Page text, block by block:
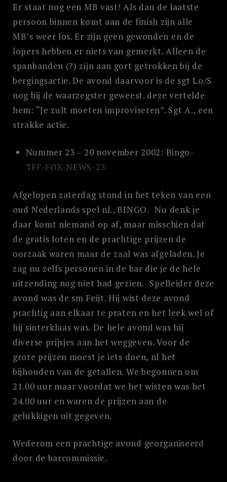
Er staat nog een MB vast! Als dan de laatste
persoon binnen komt aan de finish zijn alle
MB’s weer los. Er zijn geen gewonden en de
lopers hebben er niets van gemerkt. Alleen de
spanbanden (?) zijn aan gort getrokken bij de
bergingsactie. De avond daarvoor is de sgt Lo/S
nog bij de waarzegster geweest. deze vertelde
hem: “Je zult moeten improviseren”. Sgt A., een
strakke actie.
Nummer 23 – 20 november 2002: Bingo-
TFF-FOX-NEWS-23
Afgelopen zaterdag stond in het teken van een
oud Nederlands spel nl., BINGO. Nu denk je
daar komt niemand op af, maar misschien dat
de gratis loten en de prachtige prijzen de
oorzaak waren maar de zaal was afgeladen. Je
zag nu zelfs personen in de bar die je de hele
uitzending nog niet had gezien. Spelleider deze
avond was de sm Feijt. Hij wist deze avond
prachtig aan elkaar te praten en het leek wel of
hij sinterklaas was. De hele avond was hij
diverse prijsjes aan het weggeven. Voor de
grote prijzen moest je iets doen, nl het
bijhouden van de getallen. We begonnen om
21.00 uur maar voordat we het wisten was het
24.00 uur en waren de prijzen aan de
gelukkigen uit gegeven.
Wederom een prachtige avond georganiseerd
door de barcommissie.